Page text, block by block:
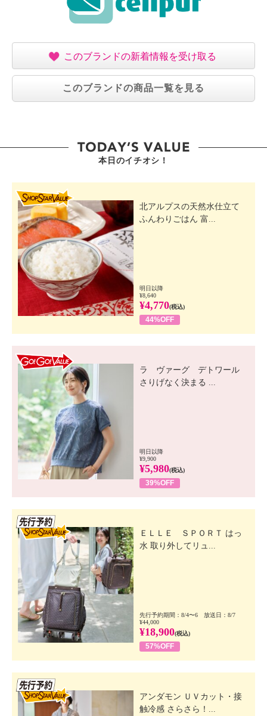
このブランドの新着情報を受け取る
このブランドの商品一覧を見る
本日のイチオシ！
北アルプスの天然水仕立て
ふんわりごはん 富...
明日以降
¥8,640
¥4,770(税込)
44%OFF
ラ ヴァーグ デトワール
さりげなく決まる ...
明日以降
¥9,900
¥5,980(税込)
39%OFF
ＥＬＬＥ ＳＰＯＲＴ はっ
水 取り外してリュ...
先行予約期間：8/4〜6 放送日：8/7
¥44,000
¥18,900(税込)
57%OFF
アンダモン ＵＶカット・接
触冷感 さらさら！...